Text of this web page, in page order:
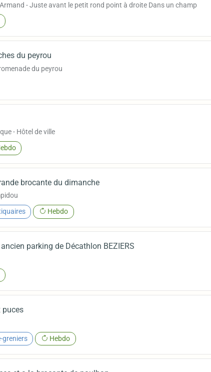
- Juste avant le petit rond point à droite Dans un champ
du peyrou
du peyrou
- Hôtel de ville
brocante du dimanche
Hebdo
parking de Décathlon BEZIERS
puces
greniers Hebdo